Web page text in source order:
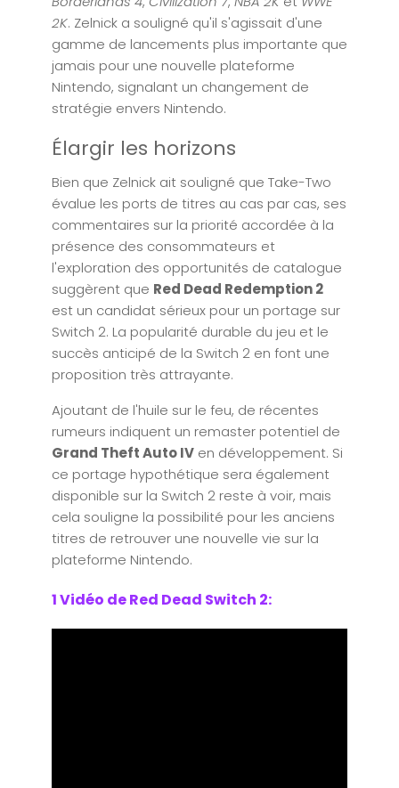
2K. Zelnick a souligné qu'il s'agissait d'une
gamme de lancements plus importante que
jamais pour une nouvelle plateforme
Nintendo, signalant un changement de
stratégie envers Nintendo.
Élargir les horizons
Bien que Zelnick ait souligné que Take-Two
évalue les ports de titres au cas par cas, ses
commentaires sur la priorité accordée à la
présence des consommateurs et
l'exploration des opportunités de catalogue
suggèrent que Red Dead Redemption 2
est un candidat sérieux pour un portage sur
Switch 2. La popularité durable du jeu et le
succès anticipé de la Switch 2 en font une
proposition très attrayante.
Ajoutant de l'huile sur le feu, de récentes
rumeurs indiquent un remaster potentiel de
Grand Theft Auto IV en développement. Si
ce portage hypothétique sera également
disponible sur la Switch 2 reste à voir, mais
cela souligne la possibilité pour les anciens
titres de retrouver une nouvelle vie sur la
plateforme Nintendo.
1 Vidéo de Red Dead Switch 2: